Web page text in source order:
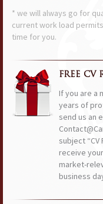
* we will always go for
current work load
time for you.
FREE CV
If you are a
years of
send us an
subject “CV
receive
market-
business